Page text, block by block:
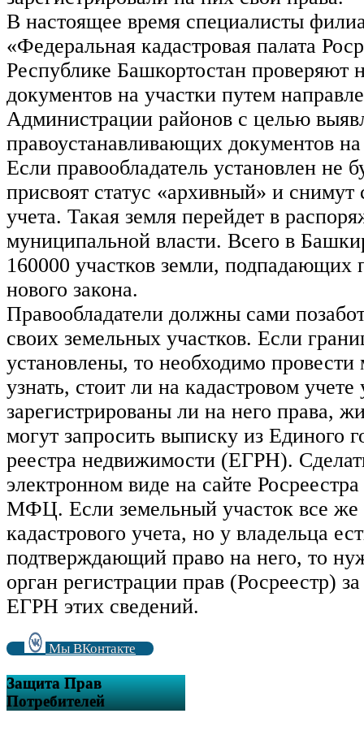
В настоящее время специалисты
«Федеральная кадастровая палата
Республике Башкортостан проверяют
документов на участки путем
Администрации районов с целью
правоустанавливающих документов
Если правообладатель установлен не
присвоят статус «архивный» и снимут
учета. Такая земля перейдет в
муниципальной власти. Всего в
160000 участков земли, подпадающих
нового закона.
Правообладатели должны сами
своих земельных участков. Если
установлены, то необходимо
узнать, стоит ли на кадастровом учете
зарегистрированы ли на него права,
могут запросить выписку из Единого
реестра недвижимости (ЕГРН).
электронном виде на сайте
МФЦ. Если земельный участок все же
кадастрового учета, но у владельца
подтверждающий право на него, то
орган регистрации прав (Росреестр)
ЕГРН этих сведений.
Мы ВКонтакте
Защита Прав
Потребителей